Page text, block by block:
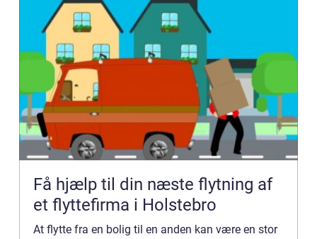
Få hjælp til din næste flytning af
et flyttefirma i Holstebro
At flytte fra en bolig til en anden kan være en stor